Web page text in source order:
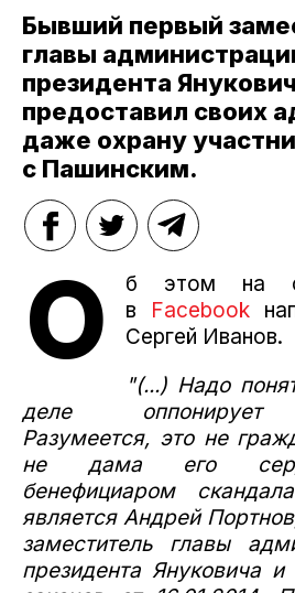
Бывший первый
главы
президента
предоставил своих
даже охрану
с Пашинским.
О
б этом на
в Facebook
Сергей Иванов.
"(...) Надо
деле оппонирует
Разумеется, это не
не дама его
бенефициаром
является Андрей
заместитель главы
президента Януковича